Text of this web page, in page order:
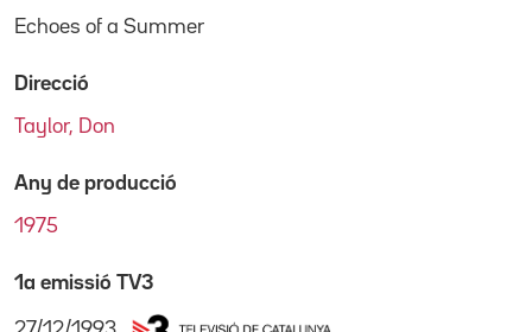
Echoes of a Summer
Direcció
Taylor, Don
Any de producció
1975
1a emissió TV3